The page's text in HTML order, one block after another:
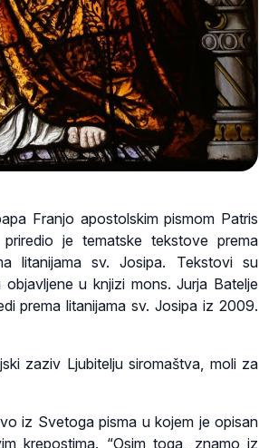
Franjo apostolskim pismom Patris
je tematske tekstove prema
litanijama sv. Josipa. Tekstovi su
u knjizi mons. Jurja Batelje
prema litanijama sv. Josipa iz 2009.
zaziv Ljubitelju siromaštva, moli za
iz Svetoga pisma u kojem je opisan
krepostima. “Osim toga, znamo iz